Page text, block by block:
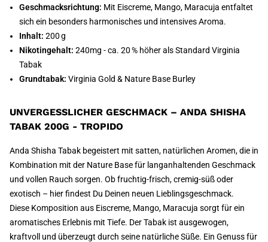
Geschmacksrichtung: Mit Eiscreme, Mango, Maracuja entfaltet
sich ein besonders harmonisches und intensives Aroma.
Inhalt: 200 g
Nikotingehalt: 240mg - ca. 20 % höher als Standard Virginia
Tabak
Grundtabak: Virginia Gold & Nature Base Burley
UNVERGESSLICHER GESCHMACK – ANDA SHISHA
TABAK 200G - TROPIDO
Anda Shisha Tabak begeistert mit satten, natürlichen Aromen, die in
Kombination mit der Nature Base für langanhaltenden Geschmack
und vollen Rauch sorgen. Ob fruchtig-frisch, cremig-süß oder
exotisch – hier findest Du Deinen neuen Lieblingsgeschmack.
Diese Komposition aus Eiscreme, Mango, Maracuja sorgt für ein
aromatisches Erlebnis mit Tiefe. Der Tabak ist ausgewogen,
kraftvoll und überzeugt durch seine natürliche Süße. Ein Genuss für